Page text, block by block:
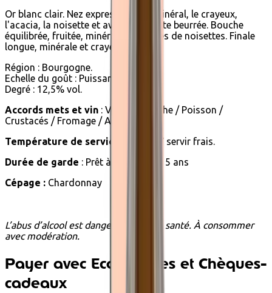
Or blanc clair. Nez expressif sur le minéral, le crayeux,
l'acacia, la noisette et avec une pointe beurrée. Bouche
équilibrée, fruitée, minérale aux notes de noisettes. Finale
longue, minérale et crayeuse.
Région : Bourgogne.
Echelle du goût : Puissant et frais.
Degré : 12,5% vol.
Accords mets et vin : Viande Blanche / Poisson /
Crustacés / Fromage / Apéritif
Température de service
: 10° - 12° servir frais.
Durée de garde : Prêt à boire et 3 à 5 ans
Cépage : Chardonnay
L’abus d’alcool est dangereux pour la santé. À consommer
avec modération.
Payer avec Ecochèques et Chèques-
cadeaux